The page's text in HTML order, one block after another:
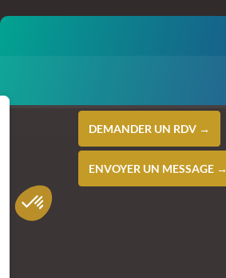
DEMANDER UN RDV →
ENVOYER UN MESSAGE →